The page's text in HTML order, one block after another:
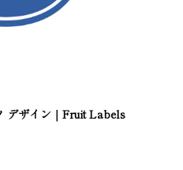
デザイン｜Fruit Labels